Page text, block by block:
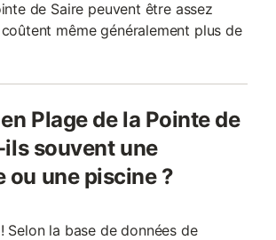
de Saire peuvent être assez
même généralement plus de
Plage de la Pointe de
souvent une
ou une piscine ?
Selon la base de données de